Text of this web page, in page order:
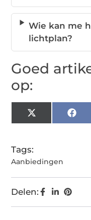
Wie kan me
lichtplan?
Goed
op:
X
(Twitter)
Tags:
Aanbiedingen
Delen: